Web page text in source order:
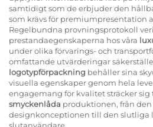
samtidigt som de erbjuder den
som krävs för premiumpresentation
Regelbundna provningsprotokoll
prestandaegenskaperna hos våra
under olika förvarings- och
omfattande utvärderingar
logotypförpackning behåller sina
visuella egenskaper genom hela
engagemang för kvalitet sträcker sig
smyckenlåda produktionen, från
designkonceptionen till den slutliga